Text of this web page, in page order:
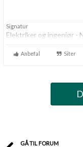
Signatur
Elektriker og ingeniør -
Anbefal Siter
GÅ TIL FORUM